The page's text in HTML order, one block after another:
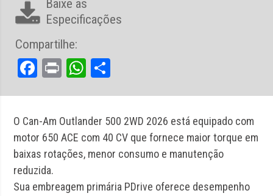
O Can-Am Outlander 500 2WD 2026 está equipado com
motor 650 ACE com 40 CV que fornece maior torque em
baixas rotações, menor consumo e manutenção
reduzida.
Sua embreagem primária PDrive oferece desempenho
Baixe as
Especificações
Compartilhe:
Facebook
PrintWhatsApp